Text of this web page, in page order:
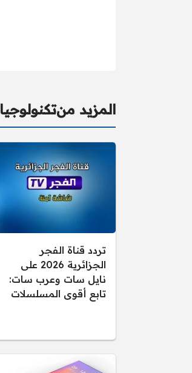
المزيد منتكنولوجيا
تردد قناة الفجر
الجزائرية 2026 على
نايل سات وعرب سات:
تابع أقوى المسلسلات